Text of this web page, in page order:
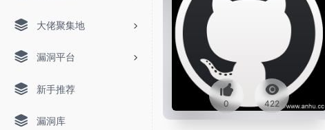
大佬聚集地
漏洞平台
新手推荐
漏洞库
0 422